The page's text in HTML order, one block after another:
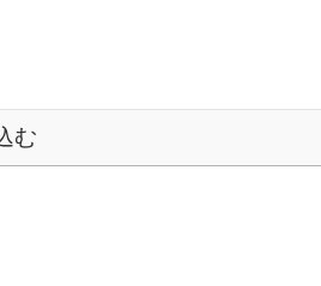
む